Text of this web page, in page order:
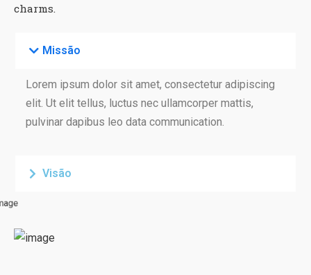
charms.
Missão
Lorem ipsum dolor sit amet, consectetur adipiscing
elit. Ut elit tellus, luctus nec ullamcorper mattis,
pulvinar dapibus leo data communication.
Visão